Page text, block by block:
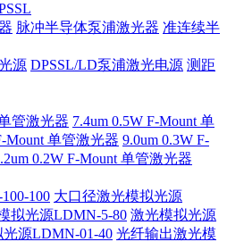
脉冲半导体泵浦激光器 准连续半
源 DPSSL/LD泵浦激光电源 测距
管激光器 7.4um 0.5W F-Mount 单
Mount 单管激光器 9.0um 0.3W F-
0.2W F-Mount 单管激光器
100 大口径激光模拟光源
拟光源LDMN-5-80 激光模拟光源
源LDMN-01-40 光纤输出激光模